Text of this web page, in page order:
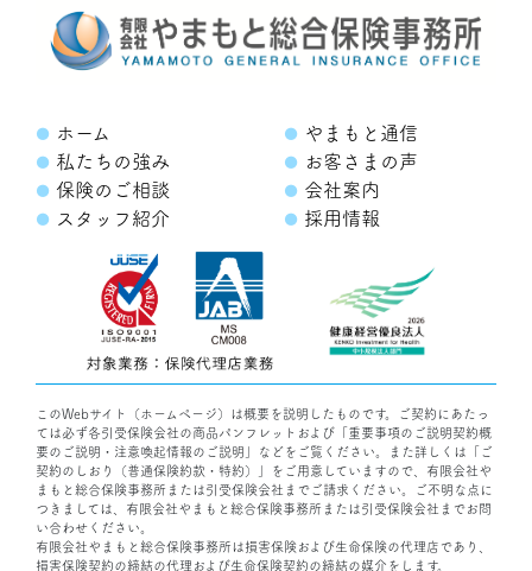
ホーム
私たちの強み
保険のご相談
スタッフ紹介
やまもと通信
お客さまの声
会社案内
採用情報
このWebサイト（ホームページ）は概要を説明したものです。ご契約にあたっ
ては必ず各引受保険会社の商品パンフレットおよび「重要事項のご説明契約概
要のご説明・注意喚起情報のご説明」などをご覧ください。また詳しくは「ご
契約のしおり（普通保険約款・特約）」をご用意していますので、有限会社や
まもと総合保険事務所または引受保険会社までご請求ください。ご不明な点に
つきましては、有限会社やまもと総合保険事務所または引受保険会社までお問
い合わせください。
有限会社やまもと総合保険事務所は損害保険および生命保険の代理店であり、
損害保険契約の締結の代理および生命保険契約の締結の媒介をします。